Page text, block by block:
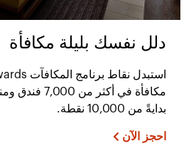
دلل نفسك بليلة مكافأة
مكافأة في أكثر
بدايةً من 10,000 نقطة.
احجز الآن